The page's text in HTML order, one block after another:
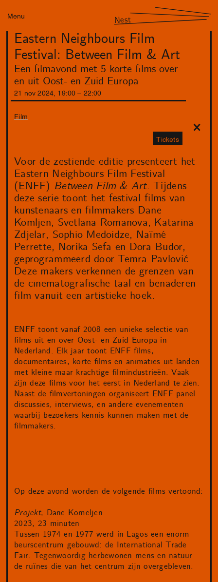
Menu Nest
Eastern Neighbours Film
Festival: Between Film & Art
Een filmavond met 5 korte films over
en uit Oost- en Zuid Europa
21 nov 2024 19:00 22 :00
Film
Tickets
Voor de zestiende editie presenteert het
Eastern Neighbours Film Festival
(ENFF) Between Film & Art. Tijdens
deze serie toont het festival films van
kunstenaars en filmmakers Dane
Komljen, Svetlana Romanova, Katarina
Zdjelar, Sophio Medoidze, Naïmé
Perrette, Norika Sefa en Dora Budor,
geprogrammeerd door Temra Pavlović
Deze makers verkennen de grenzen van
de cinematografische taal en benaderen
film vanuit een artistieke hoek.
ENFF toont vanaf 2008 een unieke selectie van
films uit en over Oost- en Zuid Europa in
Nederland. Elk jaar toont ENFF films,
documentaires, korte films en animaties uit landen
met kleine maar krachtige filmindustrieën. Vaak
zijn deze films voor het eerst in Nederland te zien.
Naast de filmvertoningen organiseert ENFF panel
discussies, interviews, en andere evenementen
waarbij bezoekers kennis kunnen maken met de
filmmakers.
Op deze avond worden de volgende films vertoond:
Projekt, Dane Komeljen
2023, 23 minuten
Tussen 1974 en 1977 werd in Lagos een enorm
beurscentrum gebouwd: de International Trade
Fair. Tegenwoordig herbewonen mens en natuur
de ruïnes die van het centrum zijn overgebleven.